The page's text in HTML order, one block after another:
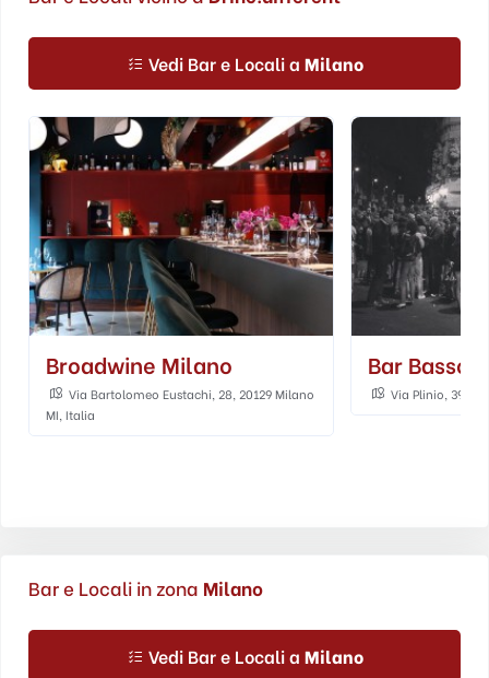
Vedi Bar e Locali a Milano
Broadwine Milano
Via Bartolomeo Eustachi, 28, 20129 Milano
MI, Italia
Bar Basso
Via Plinio, 39,
Bar e Locali in zona Milano
Vedi Bar e Locali a Milano